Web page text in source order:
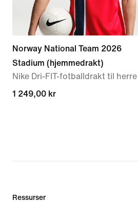
Norway National Team 2026
Stadium (hjemmedrakt)
Nike Dri-FIT-fotballdrakt til herre
1 249,00 kr
1 249,00 kr
Ressurser